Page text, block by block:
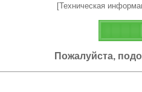
[Техническая
Пожалуйста,